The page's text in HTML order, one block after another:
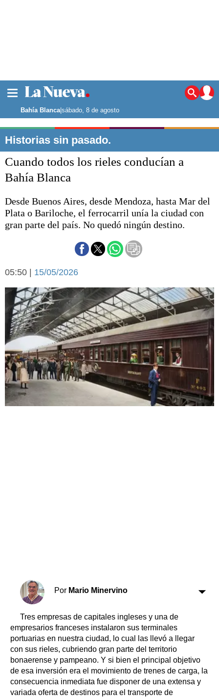
Noticias
La ciudad
Punta Alta
El país
El mundo
Deportes
Escenario Olímpico
Liga del Sur
Básquetbol
Federal A
Arte y cultura
Economía y campo
Economía y finanzas
Con el campo
Espacio empresas
Sociedad y tiempo
libre
Sociedad
Tecnología
Turismo
Salud
Es viral
El tiempo
Bahía Blanca|sábado, 8 de agosto
Historias sin pasado.
Cuando todos los rieles conducían a
Bahía Blanca
Desde Buenos Aires, desde Mendoza, hasta Mar del
Plata o Bariloche, el ferrocarril unía la ciudad con
gran parte del país. No quedó ningún destino.
05:50 | 15/05/2026
Por Mario Minervino
Tres empresas de capitales ingleses y una de
empresarios franceses instalaron sus terminales
portuarias en nuestra ciudad, lo cual las llevó a llegar
con sus rieles, cubriendo gran parte del territorio
bonaerense y pampeano. Y si bien el principal objetivo
de esa inversión era el movimiento de trenes de carga, la
consecuencia inmediata fue disponer de una extensa y
variada oferta de destinos para el transporte de